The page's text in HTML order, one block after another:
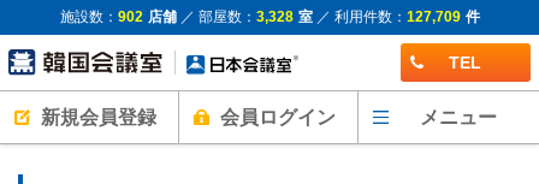
施設数： 902 店舗／ 部屋数： 3,328 室／ 利用件数： 127,709 件
TEL
新規会員登録 会員ログイン メニュー